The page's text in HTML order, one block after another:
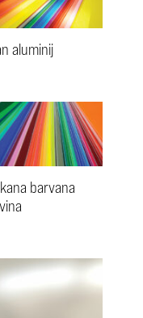
aluminij
barvana